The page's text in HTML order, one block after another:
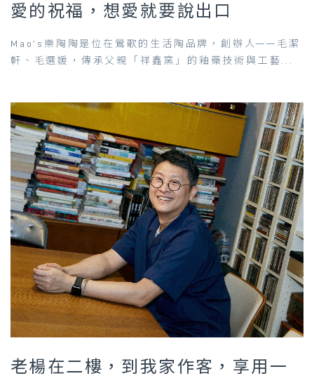
愛的祝福，想愛就要說出口
Mao’s樂陶陶是位在鶯歌的生活陶品牌，創辦人——毛潔
軒、毛選媛，傳承父親「祥鑫窯」的釉藥技術與工藝...
老楊在二樓，到我家作客，享用一